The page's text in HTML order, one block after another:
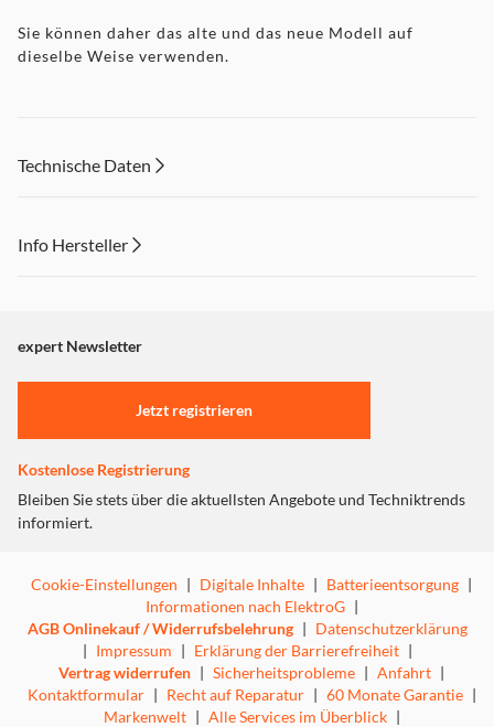
Sie können daher das alte und das neue Modell auf
dieselbe Weise verwenden.
Technische Daten
Info Hersteller
"Marketing".
Einstellungen anpassen
expert Newsletter
Jetzt registrieren
Kostenlose Registrierung
Bleiben Sie stets über die aktuellsten Angebote und Techniktrends
informiert.
Cookie-Einstellungen | Digitale Inhalte | Batterieentsorgung |
Informationen nach ElektroG |
AGB Onlinekauf / Widerrufsbelehrung | Datenschutzerklärung
| Impressum | Erklärung der Barrierefreiheit |
Vertrag widerrufen | Sicherheitsprobleme | Anfahrt |
Kontaktformular | Recht auf Reparatur | 60 Monate Garantie |
Markenwelt | Alle Services im Überblick |